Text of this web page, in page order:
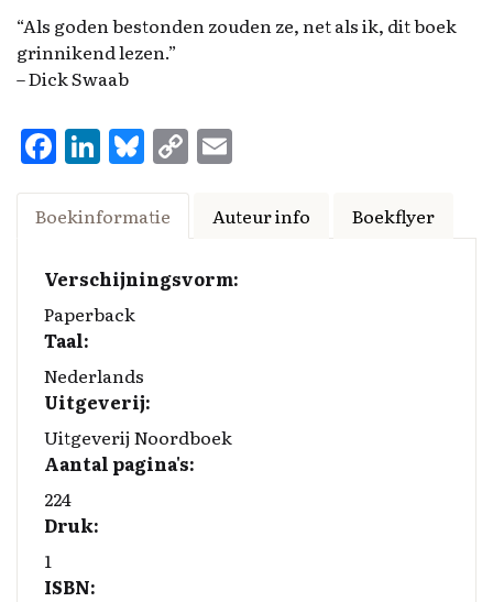
“Als goden bestonden zouden ze, net als ik, dit boek
grinnikend lezen.”
– Dick Swaab
F
a
ce
o
o
k
Li
n
k
d
I
n
Bl
u
es
y
C
o
y
Li
ai
Boekinformatie Auteur info Boekflyer
Verschijningsvorm:
Paperback
Taal:
Nederlands
Uitgeverij:
Uitgeverij Noordboek
Aantal pagina's:
224
Druk:
1
ISBN: